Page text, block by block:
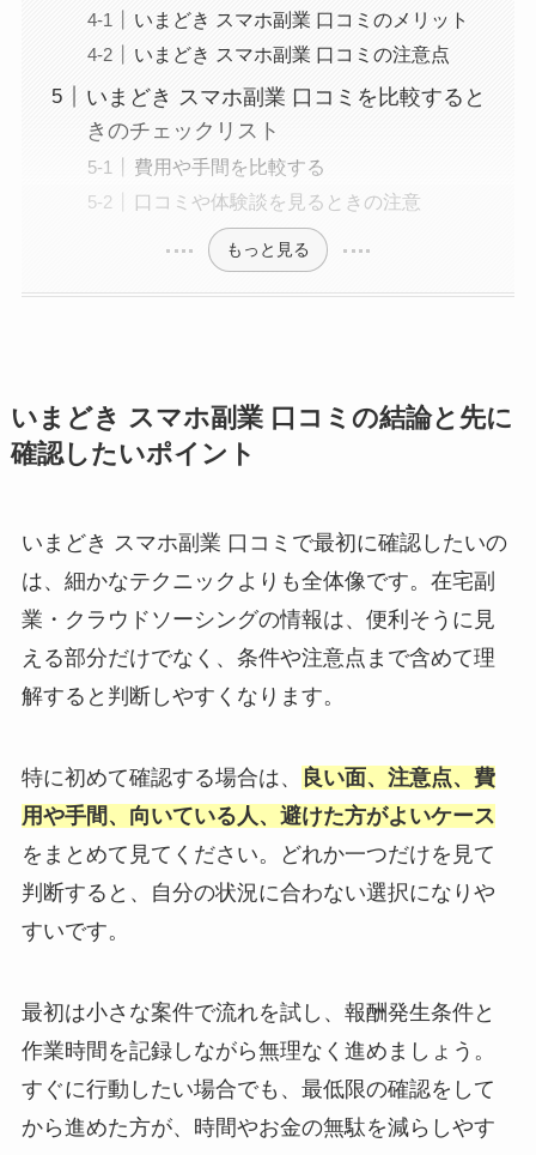
いまどき スマホ副業 口コミのメリット
いまどき スマホ副業 口コミの注意点
いまどき スマホ副業 口コミを比較すると
きのチェックリスト
費用や手間を比較する
口コミや体験談を見るときの注意
もっと見る
いまどき スマホ副業 口コミの結論と先に
確認したいポイント
いまどき スマホ副業 口コミで最初に確認したいの
は、細かなテクニックよりも全体像です。在宅副
業・クラウドソーシングの情報は、便利そうに見
える部分だけでなく、条件や注意点まで含めて理
解すると判断しやすくなります。
特に初めて確認する場合は、
良い面、注意点、費
用や手間、向いている人、避けた方がよいケース
をまとめて見てください。どれか一つだけを見て
判断すると、自分の状況に合わない選択になりや
すいです。
最初は小さな案件で流れを試し、報酬発生条件と
作業時間を記録しながら無理なく進めましょう。
すぐに行動したい場合でも、最低限の確認をして
から進めた方が、時間やお金の無駄を減らしやす